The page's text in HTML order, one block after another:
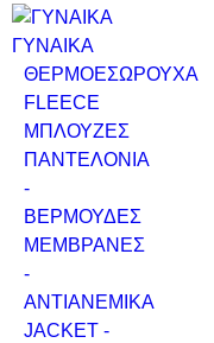
ΓΥΝΑΙΚΑ
ΘΕΡΜΟΕΣΩΡΟΥΧΑ
FLEECE
ΜΠΛΟΥΖΕΣ
ΠΑΝΤΕΛΟΝΙΑ
-
ΒΕΡΜΟΥΔΕΣ
ΜΕΜΒΡΑΝΕΣ
-
ΑΝΤΙΑΝΕΜΙΚΑ
JACKET -